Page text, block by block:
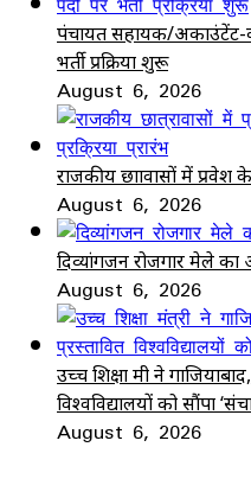
पंचायत सहायक/अकाउंटेंट-
भर्ती प्रक्रिया शुरू
August 6, 2026
राजकीय छात्रावासों में
August 6, 2026
दिव्यांगजन रोजगार मेले
August 6, 2026
उच्च शिक्षा मंत्री ने
विश्वविद्यालयों को सौंपा
August 6, 2026